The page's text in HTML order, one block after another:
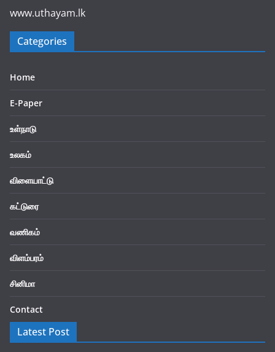
www.uthayam.lk
Categories
Home
E-Paper
உள்நாடு
உலகம்
விளையாட்டு
கட்டுரை
வணிகம்
விளம்பரம்
சினிமா
Contact
Latest Post